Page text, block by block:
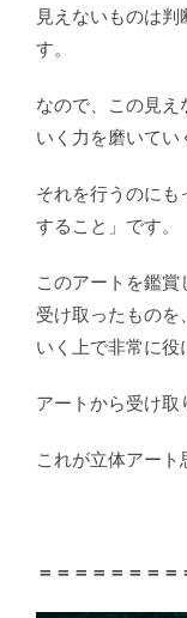
見えないものは
す。
なので、この見え
いく力を磨いてい
それを行うのにも
すること」です。
このアートを鑑
受け取ったもの
いく上で非常に役
アートから受け取
これが立体アート
＝＝＝＝＝＝＝＝